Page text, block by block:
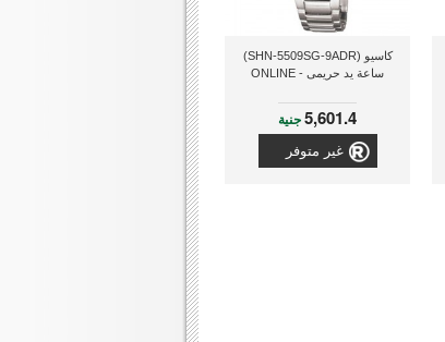
كاسيو (SHN-5509SG-9ADR)
ساعة يد حريمى - ONLINE
5,601.4جنية
غير متوفر